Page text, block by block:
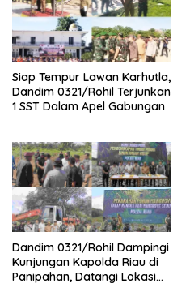
Siap Tempur Lawan Karhutla,
Dandim 0321/Rohil Terjunkan
1 SST Dalam Apel Gabungan
Dandim 0321/Rohil Dampingi
Kunjungan Kapolda Riau di
Panipahan, Datangi Lokasi